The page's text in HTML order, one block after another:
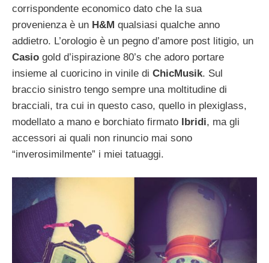
corrispondente economico dato che la sua
provenienza è un H&M qualsiasi qualche anno
addietro. L’orologio è un pegno d’amore post litigio, un
Casio gold d’ispirazione 80’s che adoro portare
insieme al cuoricino in vinile di ChicMusik. Sul
braccio sinistro tengo sempre una moltitudine di
bracciali, tra cui in questo caso, quello in plexiglass,
modellato a mano e borchiato firmato Ibridi, ma gli
accessori ai quali non rinuncio mai sono
“inverosimilmente” i miei tatuaggi.